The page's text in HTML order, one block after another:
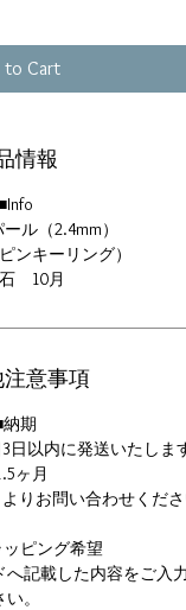
to Cart
情報
ル（2.4mm）
キーリング）
10月
意事項
期
以内に発送いたしま
ヶ月
りお問い合わせくださ
ピング希望
記載した内容をご入
い。